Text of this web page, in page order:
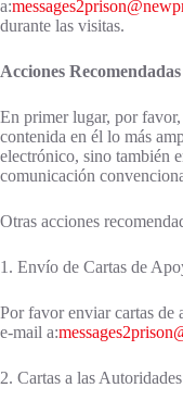
a:
durante las visitas.
Acciones Recomendadas
En primer lugar, por
contenida en él lo más
electrónico, sino también
comunicación
Otras acciones
1. Envío de Cartas de
Por favor enviar cartas
e-mail a:
2. Cartas a las Autoridades